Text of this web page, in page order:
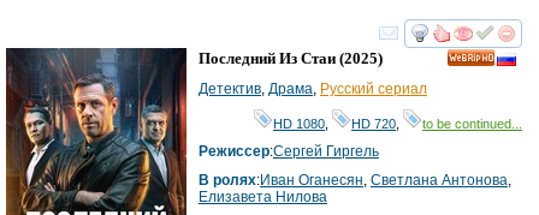
смотреть
Последний Из Стаи (2025)
Детектив, Драма, Русский сериал
HD 1080 HD 720 to be continued...
Режиссер:Сергей Гиргель
В ролях:Иван Оганесян, Светлана Антонова,
Елизавета Нилова